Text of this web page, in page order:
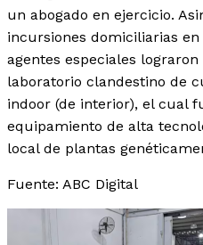
un abogado en ejercicio.
incursiones domiciliarias
agentes especiales
laboratorio clandestino de
indoor (de interior), el cual
equipamiento de alta
local de plantas
Fuente: ABC Digital